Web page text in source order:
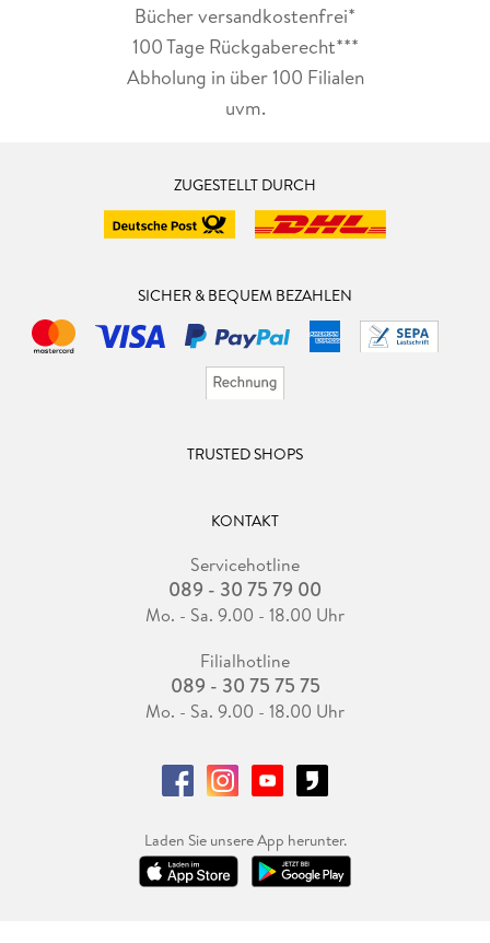
Bücher versandkostenfrei*
100 Tage Rückgaberecht***
Abholung in über 100 Filialen
uvm.
ZUGESTELLT DURCH
SICHER & BEQUEM BEZAHLEN
TRUSTED SHOPS
KONTAKT
Servicehotline
089 - 30 75 79 00
Mo. - Sa. 9.00 - 18.00 Uhr
Filialhotline
089 - 30 75 75 75
Mo. - Sa. 9.00 - 18.00 Uhr
Laden Sie unsere App herunter.